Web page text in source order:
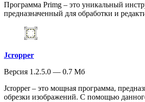
Программа Primg – это уникальный
предназначенный для обработки и
Jcropper
Версия 1.2.5.0 — 0.7 Мб
Jcropper – это мощная программа,
обрезки изображений. С помощью